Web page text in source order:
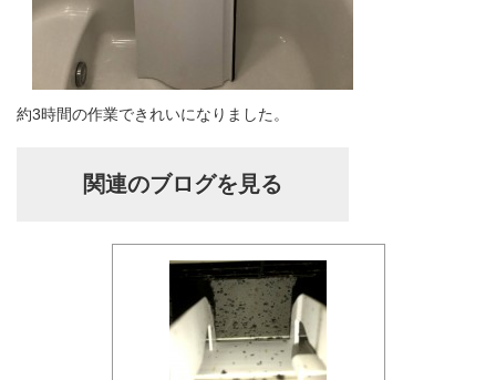
約3時間の作業できれいになりました。
関連のブログを見る